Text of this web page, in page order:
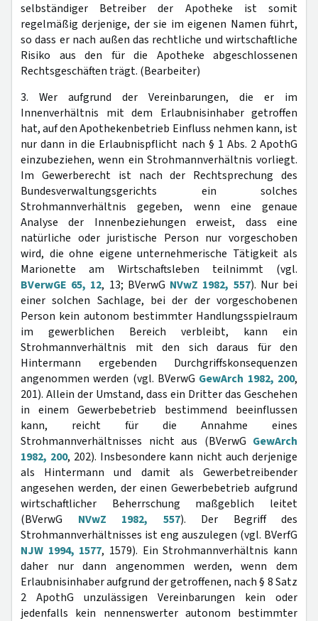
selbständiger Betreiber der Apotheke ist somit
regelmäßig derjenige, der sie im eigenen Namen führt,
so dass er nach außen das rechtliche und wirtschaftliche
Risiko aus den für die Apotheke abgeschlossenen
Rechtsgeschäften trägt. (Bearbeiter)
3. Wer aufgrund der Vereinbarungen, die er im
Innenverhältnis mit dem Erlaubnisinhaber getroffen
hat, auf den Apothekenbetrieb Einfluss nehmen kann, ist
nur dann in die Erlaubnispflicht nach § 1 Abs. 2 ApothG
einzubeziehen, wenn ein Strohmannverhältnis vorliegt.
Im Gewerberecht ist nach der Rechtsprechung des
Bundesverwaltungsgerichts ein solches
Strohmannverhältnis gegeben, wenn eine genaue
Analyse der Innenbeziehungen erweist, dass eine
natürliche oder juristische Person nur vorgeschoben
wird, die ohne eigene unternehmerische Tätigkeit als
Marionette am Wirtschaftsleben teilnimmt (vgl.
BVerwGE 65, 12, 13; BVerwG NVwZ 1982, 557). Nur bei
einer solchen Sachlage, bei der der vorgeschobenen
Person kein autonom bestimmter Handlungsspielraum
im gewerblichen Bereich verbleibt, kann ein
Strohmannverhältnis mit den sich daraus für den
Hintermann ergebenden Durchgriffskonsequenzen
angenommen werden (vgl. BVerwG GewArch 1982, 200,
201). Allein der Umstand, dass ein Dritter das Geschehen
in einem Gewerbebetrieb bestimmend beeinflussen
kann, reicht für die Annahme eines
Strohmannverhältnisses nicht aus (BVerwG GewArch
1982, 200, 202). Insbesondere kann nicht auch derjenige
als Hintermann und damit als Gewerbetreibender
angesehen werden, der einen Gewerbebetrieb aufgrund
wirtschaftlicher Beherrschung maßgeblich leitet
(BVerwG NVwZ 1982, 557). Der Begriff des
Strohmannverhältnisses ist eng auszulegen (vgl. BVerfG
NJW 1994, 1577, 1579). Ein Strohmannverhältnis kann
daher nur dann angenommen werden, wenn dem
Erlaubnisinhaber aufgrund der getroffenen, nach § 8 Satz
2 ApothG unzulässigen Vereinbarungen kein oder
jedenfalls kein nennenswerter autonom bestimmter